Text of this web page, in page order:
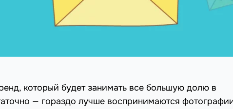
который будет занимать все большую долю в
— гораздо лучше воспринимаются